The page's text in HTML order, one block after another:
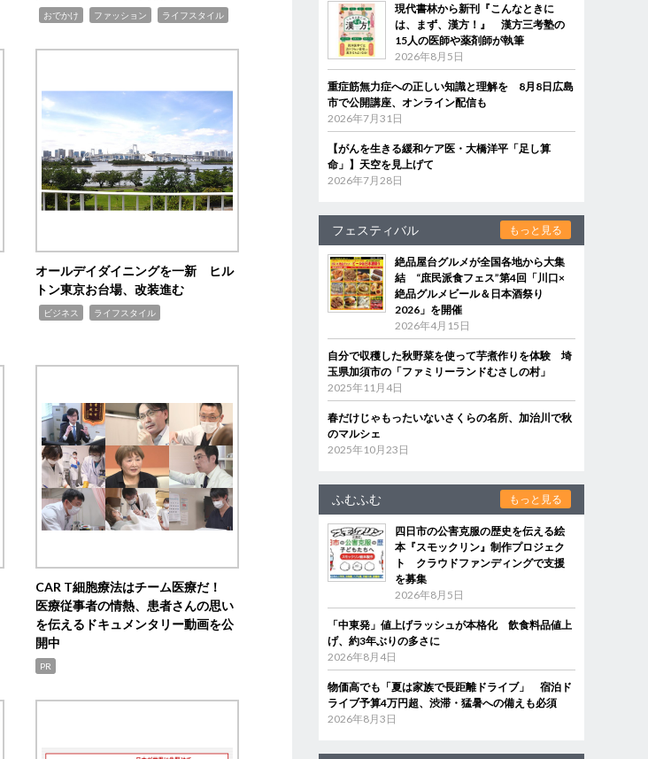
おでかけ ファッション ライフスタイル
オールデイダイニングを一新 ヒル
トン東京お台場、改装進む
ビジネス ライフスタイル
CAR T細胞療法はチーム医療だ！
医療従事者の情熱、患者さんの思い
を伝えるドキュメンタリー動画を公
開中
PR
現代書林から新刊『こんなときに
は、まず、漢方！』 漢方三考塾の
15人の医師や薬剤師が執筆
2026年8月5日
重症筋無力症への正しい知識と理解を 8月8日広島
市で公開講座、オンライン配信も
2026年7月31日
【がんを生きる緩和ケア医・大橋洋平「足し算
命」】天空を見上げて
2026年7月28日
フェスティバル もっと見る
絶品屋台グルメが全国各地から大集
結 “庶民派食フェス”第4回「川口×
絶品グルメビール＆日本酒祭り
2026」を開催
2026年4月15日
自分で収穫した秋野菜を使って芋煮作りを体験 埼
玉県加須市の「ファミリーランドむさしの村」
2025年11月4日
春だけじゃもったいないさくらの名所、加治川で秋
のマルシェ
2025年10月23日
ふむふむ もっと見る
四日市の公害克服の歴史を伝える絵
本『スモックリン』制作プロジェク
ト クラウドファンディングで支援
を募集
2026年8月5日
「中東発」値上げラッシュが本格化 飲食料品値上
げ、約3年ぶりの多さに
2026年8月4日
物価高でも「夏は家族で長距離ドライブ」 宿泊ド
ライブ予算4万円超、渋滞・猛暑への備えも必須
2026年8月3日